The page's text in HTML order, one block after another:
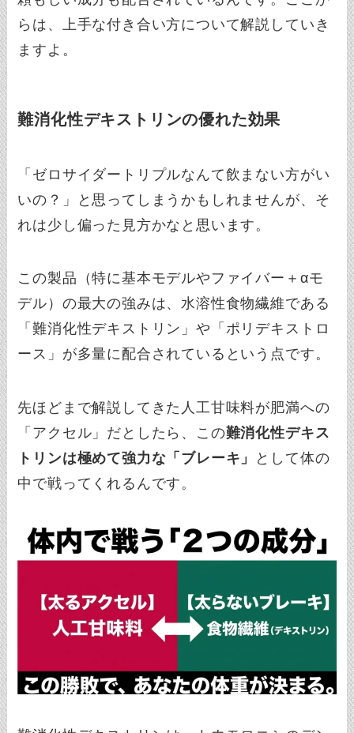
らは、上手な付き合い方について解説していき
ますよ。
難消化性デキストリンの優れた効果
「ゼロサイダートリプルなんて飲まない方がい
いの？」と思ってしまうかもしれませんが、そ
れは少し偏った見方かなと思います。
この製品（特に基本モデルやファイバー＋αモ
デル）の最大の強みは、水溶性食物繊維である
「難消化性デキストリン」や「ポリデキストロ
ース」が多量に配合されているという点です。
先ほどまで解説してきた人工甘味料が肥満への
「アクセル」だとしたら、この難消化性デキス
トリンは極めて強力な「ブレーキ」
として体の
中で戦ってくれるんです。